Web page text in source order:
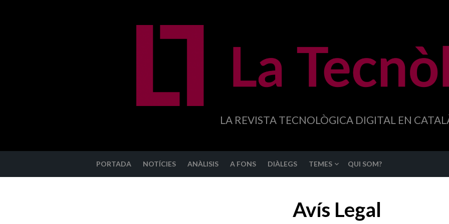
LA REVISTA TECNOLÒGICA DIGITAL EN
PORTADA NOTÍCIES ANÀLISIS A FONS DIÀLEGS TEMES QUI SOM?
Avís Legal